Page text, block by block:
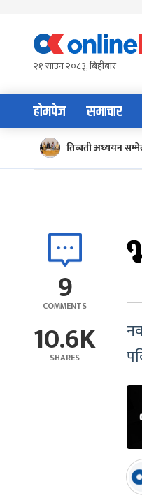
content२१ साउन २०८३, बिहीबार
होमपेज समाचार
तिब्बती अध्ययन
9
COMMENTS
10.6K
SHARES